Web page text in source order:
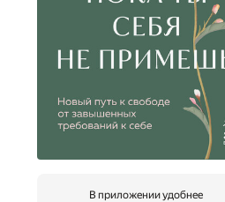
В приложении удобнее